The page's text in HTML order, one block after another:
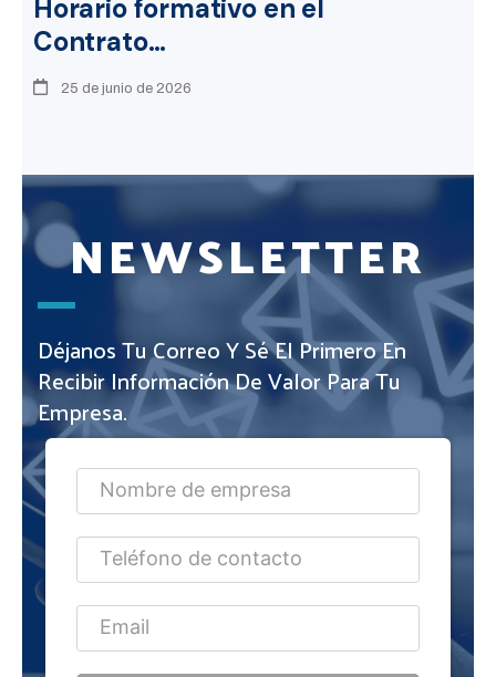
Horario formativo en el
Contrato…
25 de junio de 2026
NEWSLETTER
Déjanos Tu Correo Y Sé El Primero En
Recibir Información De Valor Para Tu
Empresa.